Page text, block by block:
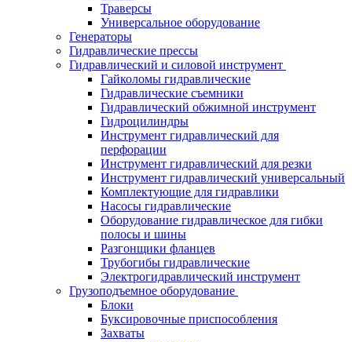
Траверсы
Универсальное оборудование
Генераторы
Гидравлические прессы
Гидравлический и силовой инструмент
Гайколомы гидравлические
Гидравлические съемники
Гидравлический обжимной инструмент
Гидроцилиндры
Инструмент гидравлический для
перфорации
Инструмент гидравлический для резки
Инструмент гидравлический универсальный
Комплектующие для гидравлики
Насосы гидравлические
Оборудование гидравлическое для гибки
полосы и шины
Разгонщики фланцев
Трубогибы гидравлические
Электрогидравлический инструмент
Грузоподъемное оборудование
Блоки
Буксировочные приспособления
Захваты